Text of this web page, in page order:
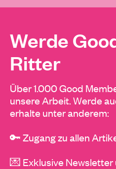
Werde
Ritter
Über 1.000 Good
unsere Arbeit. Werde
erhalte unter anderem:
🔑 Zugang zu allen
💌 Exklusive